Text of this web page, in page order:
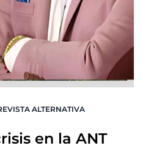
ALTERNATIVA
en la ANT